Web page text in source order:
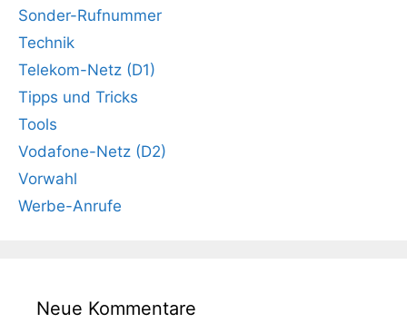
Sonder-Rufnummer
Technik
Telekom-Netz (D1)
Tipps und Tricks
Tools
Vodafone-Netz (D2)
Vorwahl
Werbe-Anrufe
Neue Kommentare